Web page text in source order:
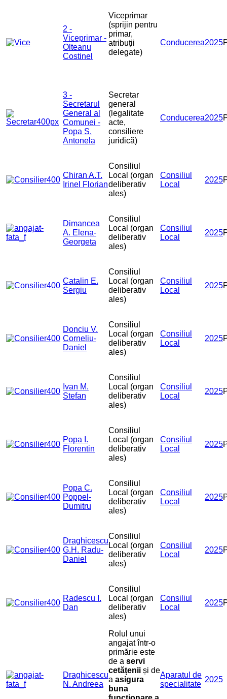
2 -
Viceprimar -
Olteanu
Costinel
Viceprimar
(sprijin pentru
primar,
atribuții
delegate)
Conducerea2025
3 -
Secretarul
General al
Comunei -
Popa S.
Antonela
Secretar
general
(legalitate
acte,
consiliere
juridică)
Conducerea2025
Chiran A.T.
Irinel Florian
Consiliul
Local (organ
deliberativ
ales)
Consiliul
Local
2025
Dimancea
A. Elena-
Georgeta
Consiliul
Local (organ
deliberativ
ales)
Consiliul
Local
2025
Catalin E.
Sergiu
Consiliul
Local (organ
deliberativ
ales)
Consiliul
Local
2025
Donciu V.
Corneliu-
Daniel
Consiliul
Local (organ
deliberativ
ales)
Consiliul
Local
2025
Ivan M.
Stefan
Consiliul
Local (organ
deliberativ
ales)
Consiliul
Local
2025
Popa I.
Florentin
Consiliul
Local (organ
deliberativ
ales)
Consiliul
Local
2025
Popa C.
Poppel-
Dumitru
Consiliul
Local (organ
deliberativ
ales)
Consiliul
Local
2025
Draghicescu
G.H. Radu-
Daniel
Consiliul
Local (organ
deliberativ
ales)
Consiliul
Local
2025
Radescu I.
Dan
Consiliul
Local (organ
deliberativ
ales)
Consiliul
Local
2025
Draghicescu
N. Andreea
Rolul unui
angajat într-o
primărie este
de a servi
cetățenii și de
a asigura
buna
Aparatul de
specialitate
2025